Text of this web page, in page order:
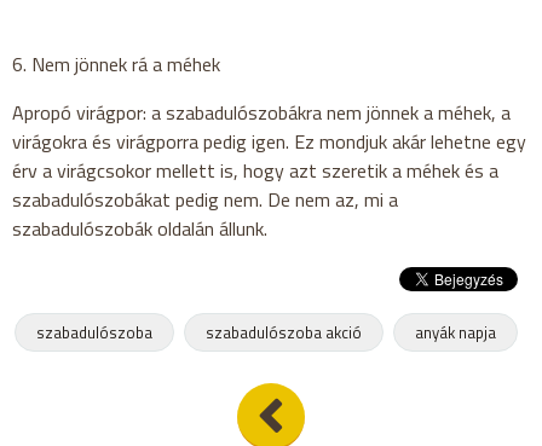
6. Nem jönnek rá a méhek
Apropó virágpor: a szabadulószobákra nem jönnek a méhek, a
virágokra és virágporra pedig igen. Ez mondjuk akár lehetne egy
érv a virágcsokor mellett is, hogy azt szeretik a méhek és a
szabadulószobákat pedig nem. De nem az, mi a
szabadulószobák oldalán állunk.
szabadulószoba szabadulószoba akció anyák napja